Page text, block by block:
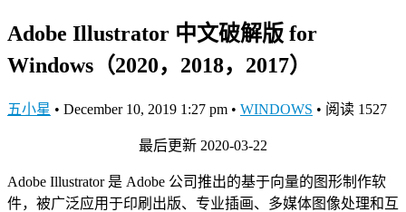
Adobe Illustrator 中文破解版 for
Windows（2020，2018，2017）
五小星 • December 10, 2019 1:27 pm • WINDOWS • 阅读 1527
最后更新 2020-03-22
Adobe Illustrator 是 Adobe 公司推出的基于向量的图形制作软
件，被广泛应用于印刷出版、专业插画、多媒体图像处理和互